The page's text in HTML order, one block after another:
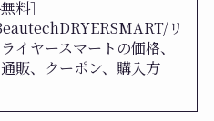
料］
リ
イヤースマートの価格、
販、クーポン、購入方